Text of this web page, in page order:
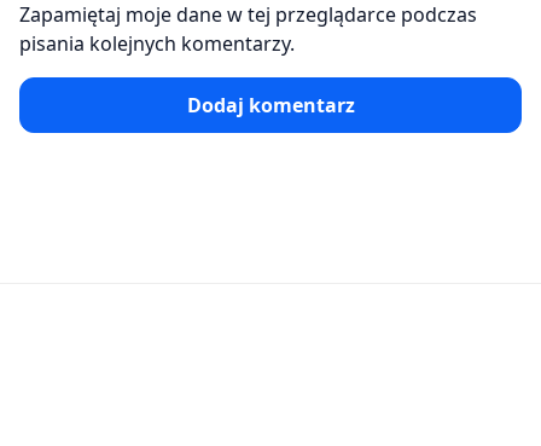
Zapamiętaj moje dane w tej przeglądarce podczas
pisania kolejnych komentarzy.
Dodaj komentarz